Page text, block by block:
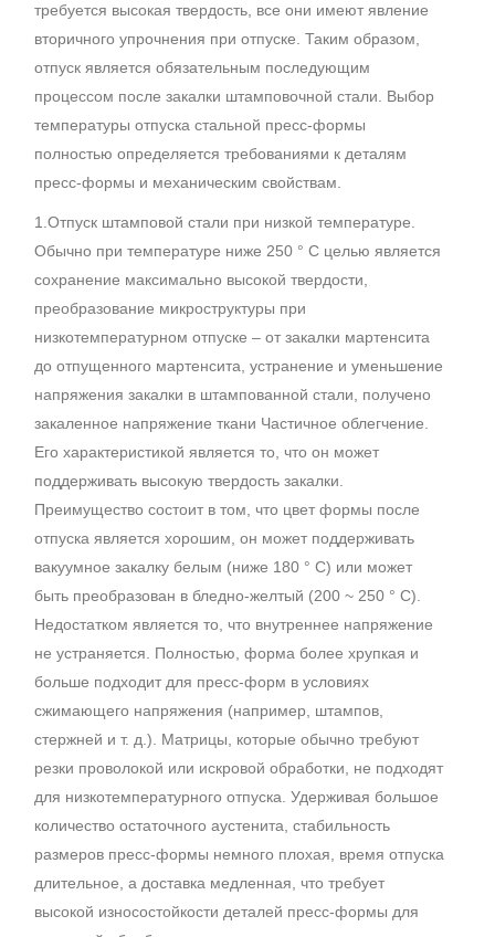
требуется высокая твердость, все они имеют явление
вторичного упрочнения при отпуске. Таким образом,
отпуск является обязательным последующим
процессом после закалки штамповочной стали. Выбор
температуры отпуска стальной пресс-формы
полностью определяется требованиями к деталям
пресс-формы и механическим свойствам.
1.Отпуск штамповой стали при низкой температуре.
Обычно при температуре ниже 250 ° C целью является
сохранение максимально высокой твердости,
преобразование микроструктуры при
низкотемпературном отпуске – от закалки мартенсита
до отпущенного мартенсита, устранение и уменьшение
напряжения закалки в штампованной стали, получено
закаленное напряжение ткани Частичное облегчение.
Его характеристикой является то, что он может
поддерживать высокую твердость закалки.
Преимущество состоит в том, что цвет формы после
отпуска является хорошим, он может поддерживать
вакуумное закалку белым (ниже 180 ° C) или может
быть преобразован в бледно-желтый (200 ~ 250 ° C).
Недостатком является то, что внутреннее напряжение
не устраняется. Полностью, форма более хрупкая и
больше подходит для пресс-форм в условиях
сжимающего напряжения (например, штампов,
стержней и т. д.). Матрицы, которые обычно требуют
резки проволокой или искровой обработки, не подходят
для низкотемпературного отпуска. Удерживая большое
количество остаточного аустенита, стабильность
размеров пресс-формы немного плохая, время отпуска
длительное, а доставка медленная, что требует
высокой износостойкости деталей пресс-формы для